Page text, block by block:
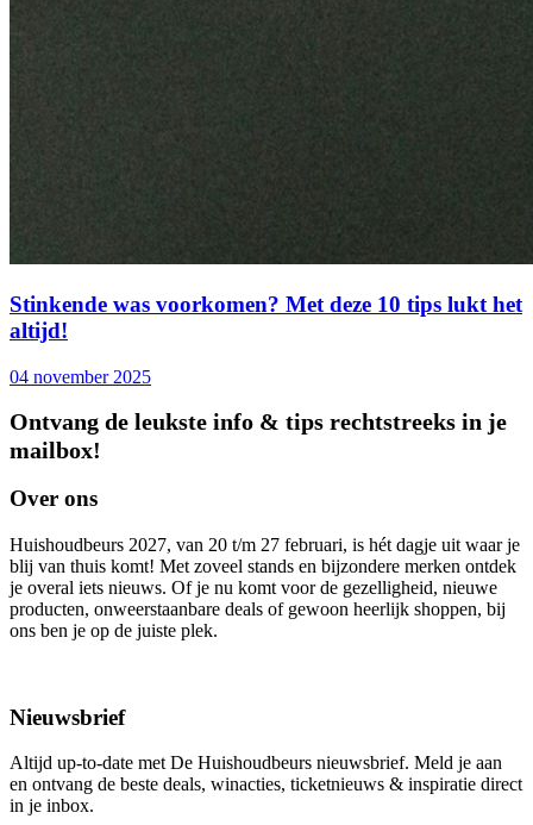
Stinkende was voorkomen? Met deze 10 tips lukt het
altijd!
04 november 2025
Ontvang de leukste info & tips rechtstreeks in je
mailbox!
Over ons
Huishoudbeurs 2027, van 20 t/m 27 februari, is hét dagje uit waar je
blij van thuis komt! Met zoveel stands en bijzondere merken ontdek
je overal iets nieuws. Of je nu komt voor de gezelligheid, nieuwe
producten, onweerstaanbare deals of gewoon heerlijk shoppen, bij
ons ben je op de juiste plek.
Nieuwsbrief
Altijd up-to-date met De Huishoudbeurs nieuwsbrief. Meld je aan
en ontvang de beste deals, winacties, ticketnieuws & inspiratie direct
in je inbox.